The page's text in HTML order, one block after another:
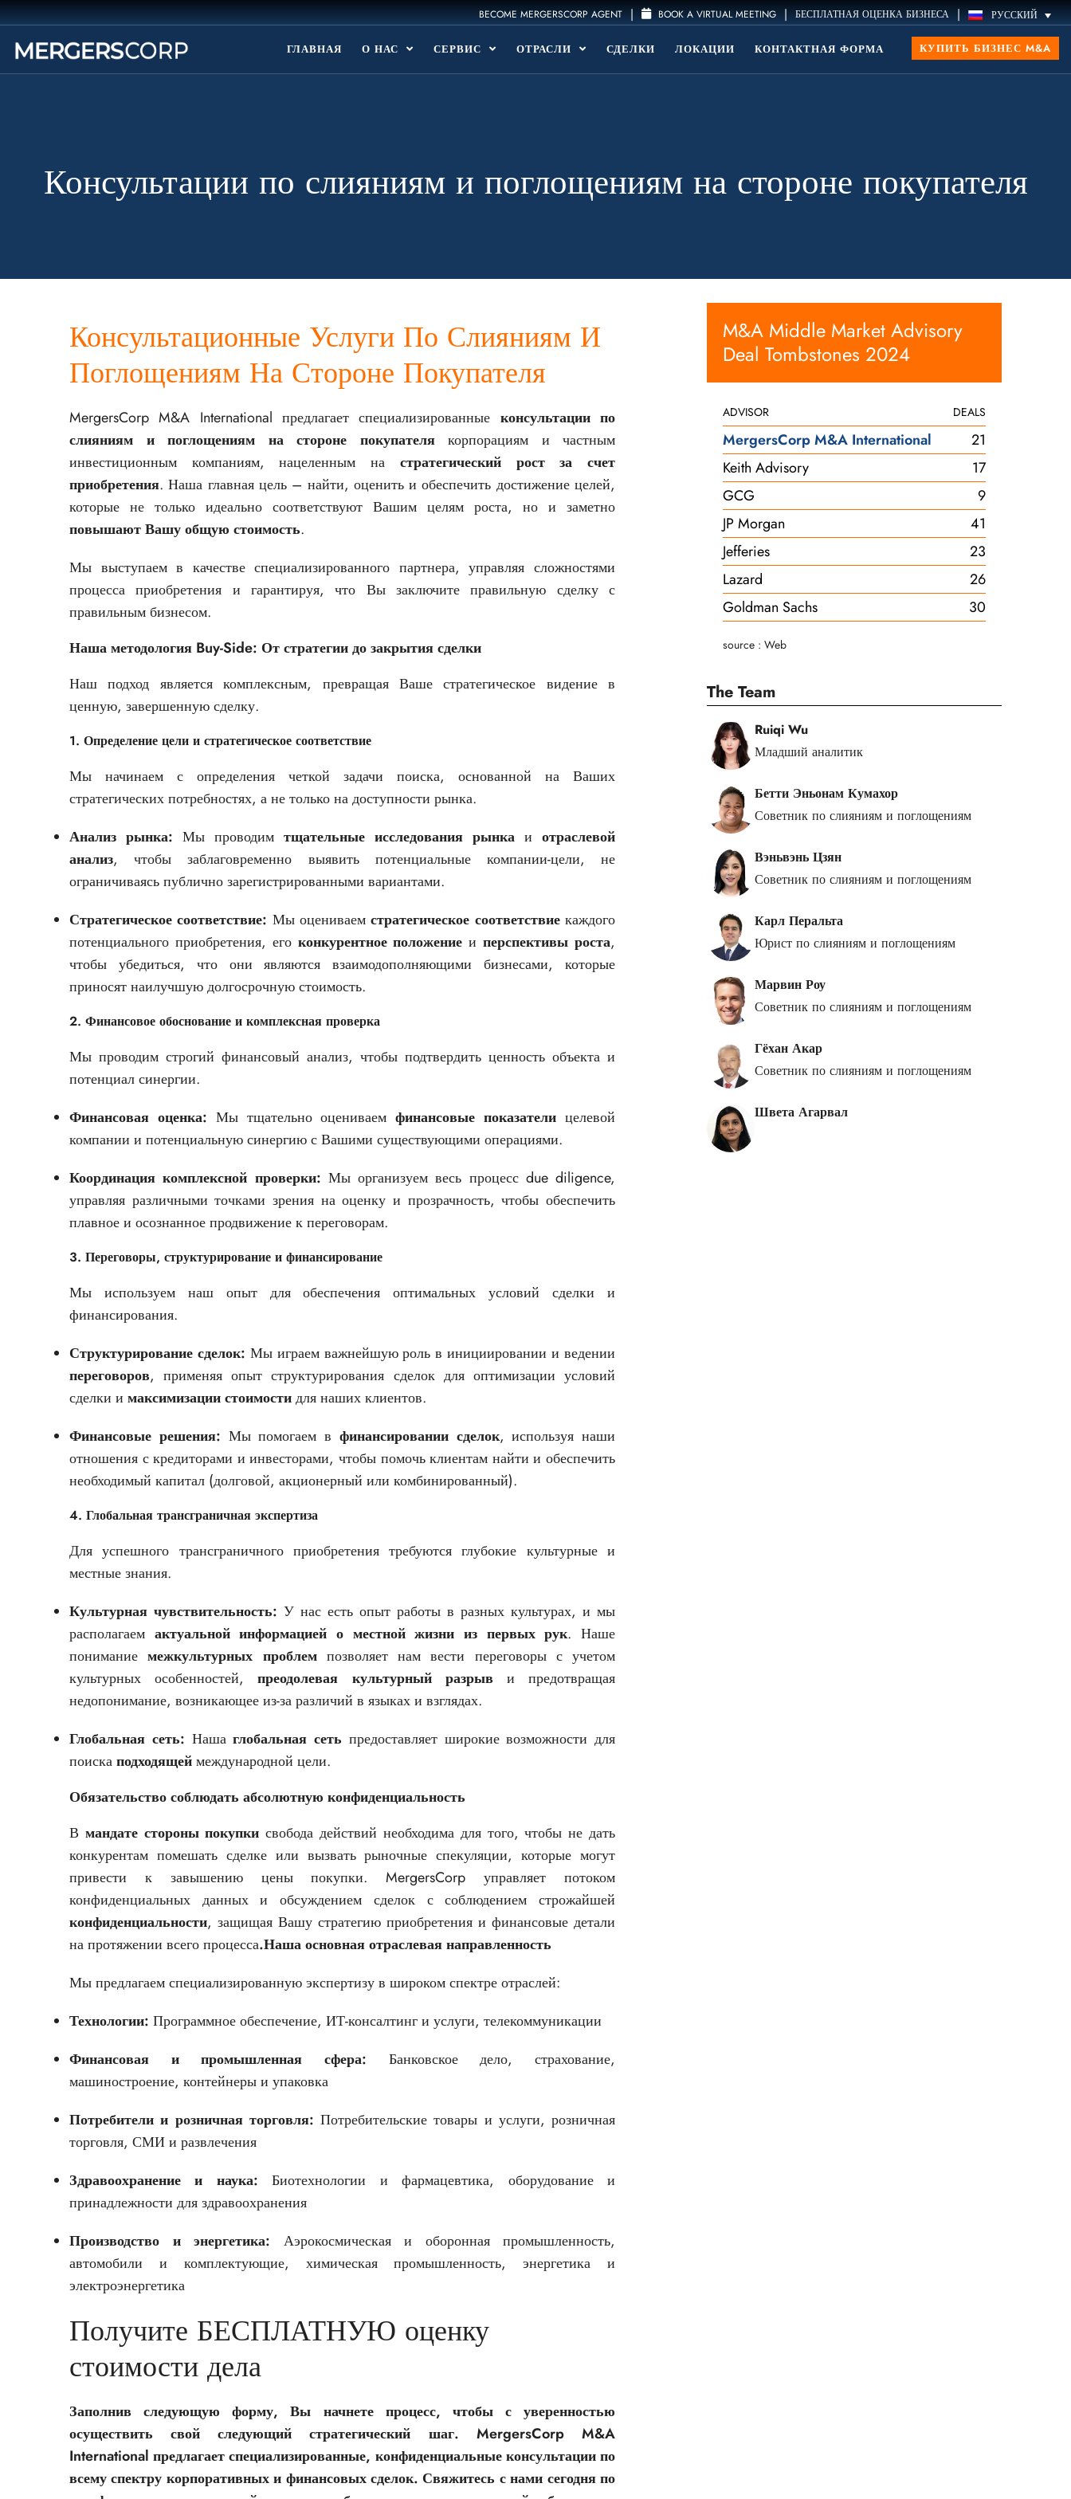
BECOME MERGERSCORP AGENT | BOOK A VIRTUAL MEETING | БЕСПЛАТНАЯ ОЦЕНКА БИЗНЕСА | РУССКИЙ
ГЛАВНАЯ О НАС СЕРВИС ОТРАСЛИ СДЕЛКИ ЛОКАЦИИ КОНТАКТНАЯ ФОРМА КУПИТЬ БИЗНЕС M&A
Консультации по слияниям и поглощениям на стороне покупателя
Консультационные Услуги По Слияниям И
Поглощениям На Стороне Покупателя
MergersCorp M&A International предлагает специализированные консультации по
слияниям и поглощениям на стороне покупателякорпорациям и частным
инвестиционным компаниям, нацеленным на стратегический рост за счет
приобретения. Наша главная цель – найти, оценить и обеспечить достижение целей,
которые не только идеально соответствуют Вашим целям роста, но и заметно
повышают Вашу общую стоимость.
Мы выступаем в качестве специализированного партнера, управляя сложностями
процесса приобретения и гарантируя, что Вы заключите правильную сделку с
правильным бизнесом.
Наша методология Buy-Side: От стратегии до закрытия сделки
Наш подход является комплексным, превращая Ваше стратегическое видение в
ценную, завершенную сделку.
1. Определение цели и стратегическое соответствие
Мы начинаем с определения четкой задачи поиска, основанной на Ваших
стратегических потребностях, а не только на доступности рынка.
Анализ рынка: Мы проводим тщательные исследования рынка и отраслевой
анализ, чтобы заблаговременно выявить потенциальные компании-цели, не
ограничиваясь публично зарегистрированными вариантами.
Стратегическое соответствие: Мы оцениваемстратегическое соответствиекаждого
потенциального приобретения, его конкурентное положение иперспективы роста,
чтобы убедиться, что они являются взаимодополняющими бизнесами, которые
приносят наилучшую долгосрочную стоимость.
2. Финансовое обоснование и комплексная проверка
Мы проводим строгий финансовый анализ, чтобы подтвердить ценность объекта и
потенциал синергии.
Финансовая оценка: Мы тщательно оцениваемфинансовые показатели целевой
компании и потенциальную синергию с Вашими существующими операциями.
Координация комплексной проверки: Мы организуем весь процесс due diligence,
управляя различными точками зрения на оценку и прозрачность, чтобы обеспечить
плавное и осознанное продвижение к переговорам.
3. Переговоры, структурирование и финансирование
Мы используем наш опыт для обеспечения оптимальных условий сделки и
финансирования.
Структурирование сделок: Мы играем важнейшую роль в инициировании и ведении
переговоров, применяя опыт структурирования сделок для оптимизации условий
сделки и максимизации стоимостидля наших клиентов.
Финансовые решения: Мы помогаем в финансировании сделок, используя наши
отношения с кредиторами и инвесторами, чтобы помочь клиентам найти и обеспечить
необходимый капитал (долговой, акционерный или комбинированный).
4. Глобальная трансграничная экспертиза
Для успешного трансграничного приобретения требуются глубокие культурные и
местные знания.
Культурная чувствительность: У нас есть опыт работы в разных культурах, и мы
располагаем актуальной информацией о местной жизни из первых рук. Наше
пониманиемежкультурных проблемпозволяет нам вести переговоры с учетом
культурных особенностей,преодолевая культурный разрыв и предотвращая
недопонимание, возникающее из-за различий в языках и взглядах.
Глобальная сеть: Нашаглобальная сеть предоставляет широкие возможности для
поискаподходящеймеждународной цели.
Обязательство соблюдать абсолютную конфиденциальность
В мандате стороны покупки свобода действий необходима для того, чтобы не дать
конкурентам помешать сделке или вызвать рыночные спекуляции, которые могут
привести к завышению цены покупки. MergersCorp управляет потоком
конфиденциальных данных и обсуждением сделок с соблюдением строжайшей
конфиденциальности, защищая Вашу стратегию приобретения и финансовые детали
на протяжении всего процесса.Наша основная отраслевая направленность
Мы предлагаем специализированную экспертизу в широком спектре отраслей:
Технологии: Программное обеспечение, ИТ-консалтинг и услуги, телекоммуникации
Финансовая и промышленная сфера: Банковское дело, страхование,
машиностроение, контейнеры и упаковка
Потребители и розничная торговля: Потребительские товары и услуги, розничная
торговля, СМИ и развлечения
Здравоохранение и наука: Биотехнологии и фармацевтика, оборудование и
принадлежности для здравоохранения
Производство и энергетика: Аэрокосмическая и оборонная промышленность,
автомобили и комплектующие, химическая промышленность, энергетика и
электроэнергетика
Получите БЕСПЛАТНУЮ оценку
стоимости дела
Заполнив следующую форму, Вы начнете процесс, чтобы с уверенностью
осуществить свой следующий стратегический шаг. MergersCorp M&A
International предлагает специализированные, конфиденциальные консультации по
всему спектру корпоративных и финансовых сделок. Свяжитесь с нами сегодня по
M&A Middle Market Advisory
Deal Tombstones 2024
ADVISOR DEALS
MergersCorp M&A International
21
Keith Advisory
17
GCG
9
JP Morgan
41
Jefferies
23
Lazard
26
Goldman Sachs
30
source : Web
The Team
Ruiqi Wu
Младший аналитик
Бетти Эньонам Кумахор
Советник по слияниям и поглощениям
Вэньвэнь Цзян
Советник по слияниям и поглощениям
Карл Перальта
Юрист по слияниям и поглощениям
Марвин Роу
Советник по слияниям и поглощениям
Гёхан Акар
Советник по слияниям и поглощениям
Швета Агарвал